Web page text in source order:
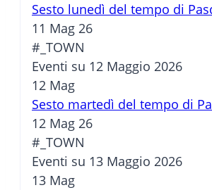
Sesto lunedì del tempo di
11 Mag 26
#_TOWN
Eventi su 12 Maggio 2026
12 Mag
Sesto martedì del tempo di
12 Mag 26
#_TOWN
Eventi su 13 Maggio 2026
13 Mag